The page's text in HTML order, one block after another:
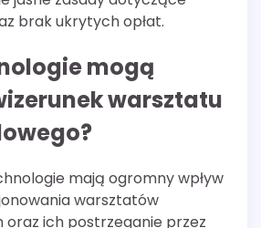
brak ukrytych opłat.
mogą
warsztatu
mają ogromny wpływ
warsztatów
ich postrzeganie przez